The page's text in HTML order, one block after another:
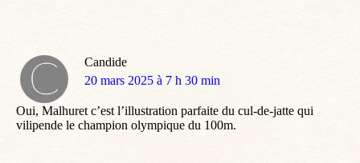
Candide
dit
20 mars 2025 à 7 h 30 min
Oui, Malhuret c’est l’illustration parfaite du cul-de-jatte qui
vilipende le champion olympique du 100m.